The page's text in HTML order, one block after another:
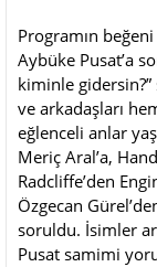
Programın
Aybüke Pusat’a
kiminle
ve arkadaşları
eğlenceli anlar
Meriç Aral’a,
Radcliffe’den
Özgecan
soruldu. İsimler
Pusat samimi